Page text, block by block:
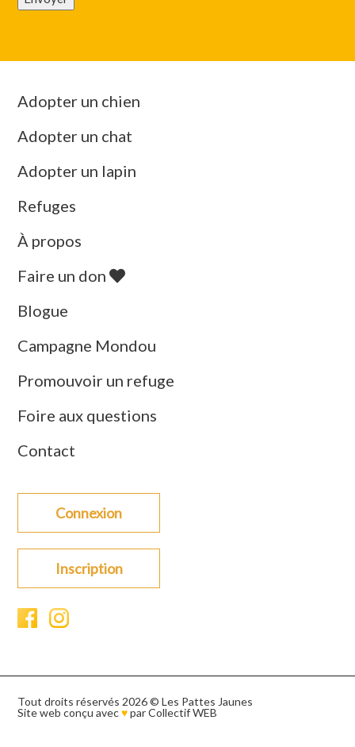
Adopter un chien
Adopter un chat
Adopter un lapin
Refuges
À propos
Faire un don
Blogue
Campagne Mondou
Promouvoir un refuge
Foire aux questions
Contact
Connexion
Inscription
Tout droits réservés 2026 © Les Pattes Jaunes
Site web conçu avec♥parCollectif WEB